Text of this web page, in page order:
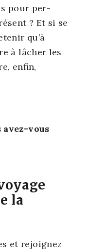
pour per­
? Et si se
qu’à
à lâcher les
enfin,
avez-vous
la
et rejoi­gnez